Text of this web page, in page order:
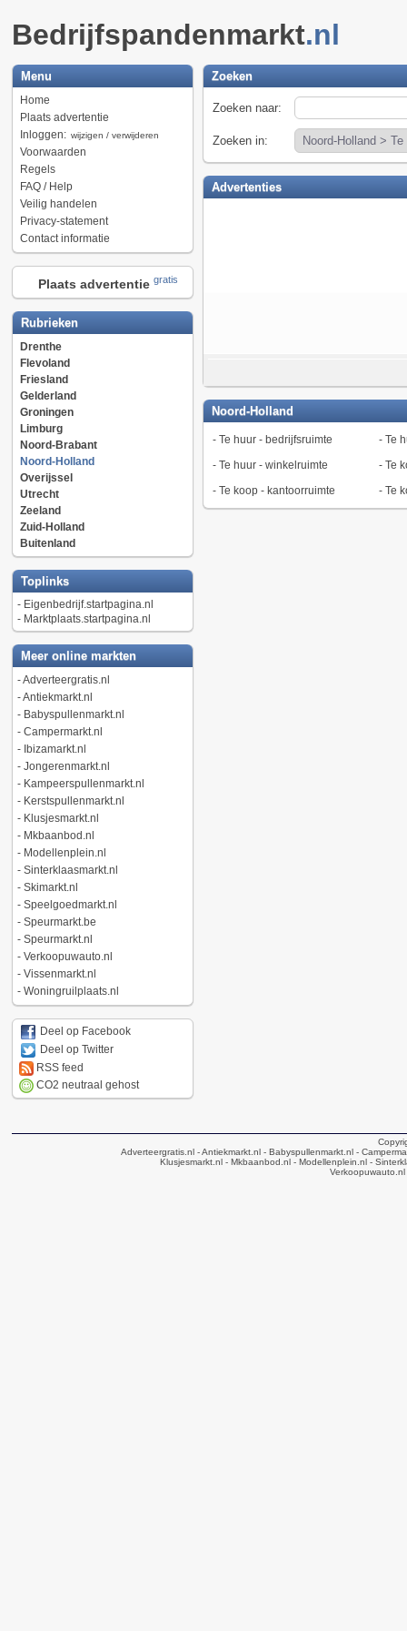
Bedrijfspandenmarkt.nl
Menu
Home
Plaats advertentie
Inloggen: wijzigen / verwijderen
Voorwaarden
Regels
FAQ / Help
Veilig handelen
Privacy-statement
Contact informatie
Plaats advertentie gratis
Rubrieken
Drenthe
Flevoland
Friesland
Gelderland
Groningen
Limburg
Noord-Brabant
Noord-Holland
Overijssel
Utrecht
Zeeland
Zuid-Holland
Buitenland
Toplinks
- Eigenbedrijf.startpagina.nl
- Marktplaats.startpagina.nl
Meer online markten
-Adverteergratis.nl
-Antiekmarkt.nl
- Babyspullenmarkt.nl
- Campermarkt.nl
- Ibizamarkt.nl
- Jongerenmarkt.nl
- Kampeerspullenmarkt.nl
- Kerstspullenmarkt.nl
- Klusjesmarkt.nl
- Mkbaanbod.nl
- Modellenplein.nl
- Sinterklaasmarkt.nl
- Skimarkt.nl
- Speelgoedmarkt.nl
- Speurmarkt.be
- Speurmarkt.nl
- Verkoopuwauto.nl
- Vissenmarkt.nl
- Woningruilplaats.nl
Deel op Facebook
Deel op Twitter
RSS feed
CO2 neutraal gehost
Zoeken
Zoeken naar:
Zoeken in:
Advertenties
Noord-Holland
- Te huur - bedrijfsruimte - Te
- Te huur - winkelruimte - Te
- Te koop - kantoorruimte - Te
Adverteergratis.nl- Antiekmarkt.nl- Babyspullenmarkt.nl-
Klusjesmarkt.nl- Mkbaanbod.nl- Modellenplein.nl-
Verkoopuwauto.nl